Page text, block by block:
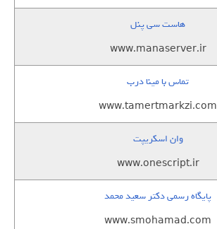
هاست سی پنل
www.manaserver.ir
تماس با مینا درب
www.tamertmarkzi.com
وان اسکریپت
www.onescript.ir
پایگاه رسمی دکتر سعید محمد
www.smohamad.com